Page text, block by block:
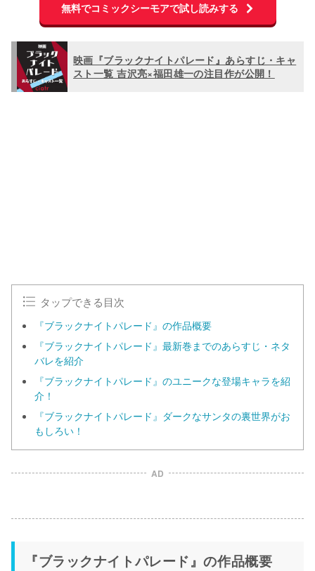
無料でコミックシーモアで試し読みする
映画『ブラックナイトパレード』あらすじ・キャ
スト一覧 吉沢亮×福田雄一の注目作が公開！
タップできる目次
『ブラックナイトパレード』の作品概要
『ブラックナイトパレード』最新巻までのあらすじ・ネタ
バレを紹介
『ブラックナイトパレード』のユニークな登場キャラを紹
介！
『ブラックナイトパレード』ダークなサンタの裏世界がお
もしろい！
AD
『ブラックナイトパレード』の作品概要